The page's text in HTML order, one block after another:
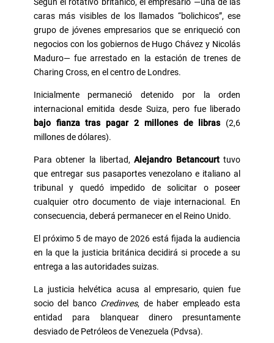
caras más visibles de los llamados “bolichicos”, ese
grupo de jóvenes empresarios que se enriqueció con
negocios con los gobiernos de Hugo Chávez y Nicolás
Maduro— fue arrestado en la estación de trenes de
Charing Cross, en el centro de Londres.
Inicialmente permaneció detenido por la orden
internacional emitida desde Suiza, pero fue liberado
bajo fianza tras pagar 2 millones de libras(2,6
millones de dólares).
Para obtener la libertad,Alejandro Betancourttuvo
que entregar sus pasaportes venezolano e italiano al
tribunal y quedó impedido de solicitar o poseer
cualquier otro documento de viaje internacional. En
consecuencia, deberá permanecer en el Reino Unido.
El próximo 5 de mayo de 2026 está fijada la audiencia
en la que la justicia británica decidirá si procede a su
entrega a las autoridades suizas.
La justicia helvética acusa al empresario, quien fue
socio del banco Credinves, de haber empleado esta
entidad para blanquear dinero presuntamente
desviado de Petróleos de Venezuela (Pdvsa).